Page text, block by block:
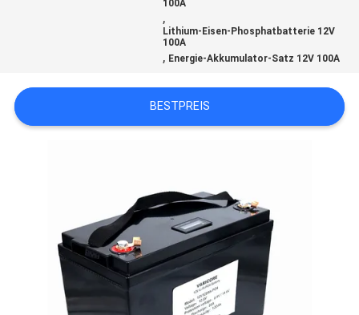
SITEMAP
100A
,
Lithium-Eisen-Phosphatbatterie 12V
100A
, Energie-Akkumulator-Satz 12V 100A
BESTPREIS